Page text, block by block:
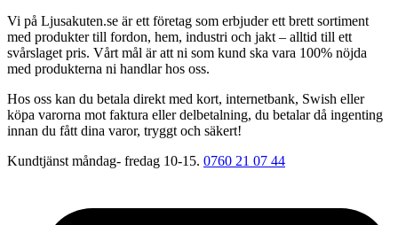
Vi på Ljusakuten.se är ett företag som erbjuder ett brett sortiment
med produkter till fordon, hem, industri och jakt – alltid till ett
svårslaget pris. Vårt mål är att ni som kund ska vara 100% nöjda
med produkterna ni handlar hos oss.
Hos oss kan du betala direkt med kort, internetbank, Swish eller
köpa varorna mot faktura eller delbetalning, du betalar då ingenting
innan du fått dina varor, tryggt och säkert!
Kundtjänst måndag- fredag 10-15. 0760 21 07 44